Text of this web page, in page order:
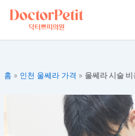
로
뛰홈 » 인천 울쎄라 가격 » 울쎄라 시술